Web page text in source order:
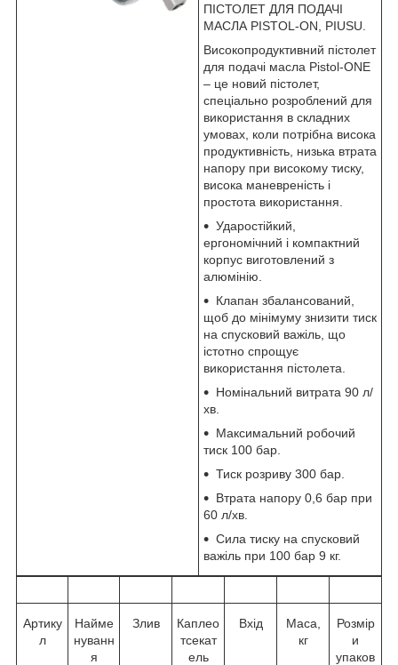
ПІСТОЛЕТ ДЛЯ ПОДАЧІ
МАСЛА PISTOL-ON, PIUSU.
Високопродуктивний пістолет
для подачі масла Pistol-ONE
– це новий пістолет,
спеціально розроблений для
використання в складних
умовах, коли потрібна висока
продуктивність, низька втрата
напору при високому тиску,
висока маневреність і
простота використання.
Ударостійкий,
ергономічний і компактний
корпус виготовлений з
алюмінію.
Клапан збалансований,
щоб до мінімуму знизити тиск
на спусковий важіль, що
істотно спрощує
використання пістолета.
Номінальний витрата 90 л/
хв.
Максимальний робочий
тиск 100 бар.
Тиск розриву 300 бар.
Втрата напору 0,6 бар при
60 л/хв.
Сила тиску на спусковий
важіль при 100 бар 9 кг.
Артику
л
Найме
нуванн
я
Злив
Каплео
тсекат
ель
Вхід
Маса,
кг
Розмір
и
упаков